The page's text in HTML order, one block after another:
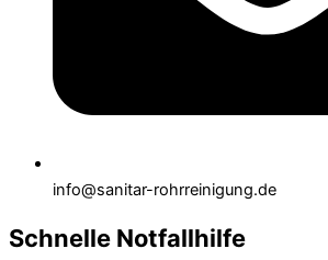
info@sanitar-rohrreinigung.de
Schnelle Notfallhilfe